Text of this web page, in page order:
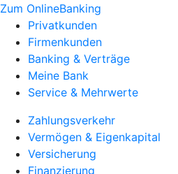
Zum OnlineBanking
Privatkunden
Firmenkunden
Banking & Verträge
Meine Bank
Service & Mehrwerte
Zahlungsverkehr
Vermögen & Eigenkapital
Versicherung
Finanzierung